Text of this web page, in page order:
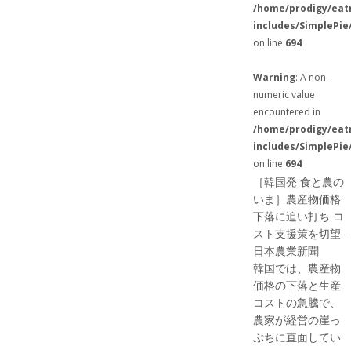
/home/prodigy/
includes/
on line 694
Warning: A non-
numeric value
encountered in
/home/prodigy/
includes/
on line 694
［韓国発 食と農の
いま］農産物価格
下落に追い打ち コ
スト支援策を切望 -
日本農業新聞
韓国では、農産物
価格の下落と生産
コストの急騰で、
農家が経営の崖っ
ぷちに直面してい